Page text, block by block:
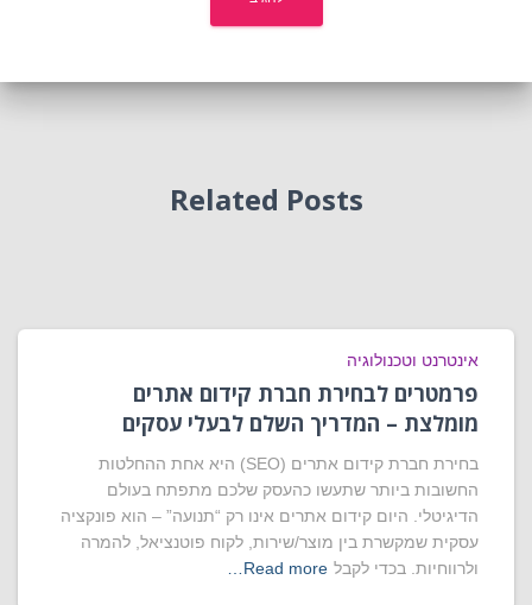
Related Posts
אינטרנט וטכנולוגיה
פרמטרים לבחירת חברת קידום אתרים
מומלצת – המדריך השלם לבעלי עסקים
בחירת חברת קידום אתרים (SEO) היא אחת ההחלטות
החשובות ביותר שתעשו כהעסק שלכם מתפתח בעולם
הדיגיטלי. היום קידום אתרים אינו רק “תנועה” – הוא פונקציה
עסקית שמקשרת בין מוצר/שירות, לקוח פוטנציאל, להמרה
ולרווחיות. בכדי לקבל Read more…